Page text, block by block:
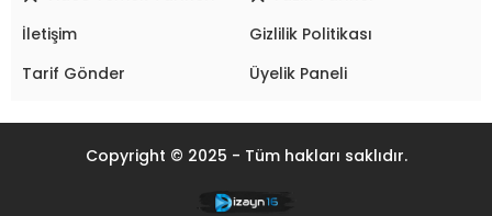
İletişim
Gizlilik Politikası
Tarif Gönder
Üyelik Paneli
Copyright © 2025 - Tüm hakları saklıdır.